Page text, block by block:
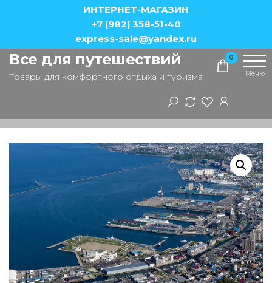
содержимому
ИНТЕРНЕТ-МАГАЗИН
+7 (982) 358-51-40
express-sale@yandex.ru
Все для путешествий
Товары для комфортного отдыха и туризма
0
Меню